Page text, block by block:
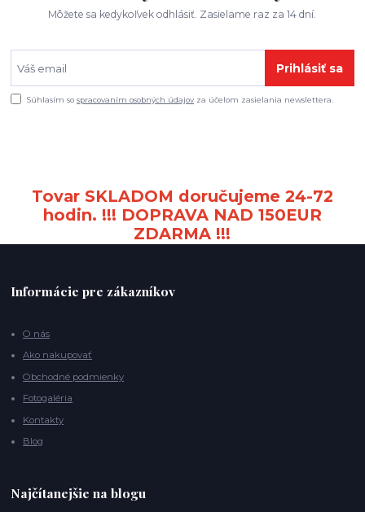
Môžete sa kedykoľvek odhlásiť. Zasielame raz za 14 dní.
Prihlásiť sa
Súhlasím sospracovaním osobných údajov za účelom zasielania newslettera.
Tovar SKLADOM doručujeme 24-72
hodin. !!! DOPRAVA NAD 150EUR
ZDARMA !!!
Informácie pre zákazníkov
O nás
Ako nakupovať
Obchodné podmienky
Fotogaléria
Kontakty
Blog
Najčítanejšie na blogu